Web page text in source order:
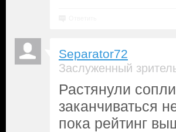
Separator72
Заслуженный
Растянули
заканчиваться
пока рейтинг